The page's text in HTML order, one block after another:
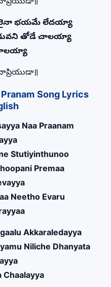
భయమే లేదయ్యా
తోడే చాలయ్యా
Song Lyrics
Naa Praanam
Stutiyinthunoo
Premaa
Neetho Evaru
Akkaraledayya
Niliche Dhanyata
Chaalayya